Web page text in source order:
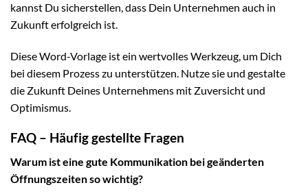
kannst Du sicherstellen, dass Dein Unternehmen auch in
Zukunft erfolgreich ist.
Diese Word-Vorlage ist ein wertvolles Werkzeug, um Dich
bei diesem Prozess zu unterstützen. Nutze sie und gestalte
die Zukunft Deines Unternehmens mit Zuversicht und
Optimismus.
FAQ – Häufig gestellte Fragen
Warum ist eine gute Kommunikation bei geänderten
Öffnungszeiten so wichtig?